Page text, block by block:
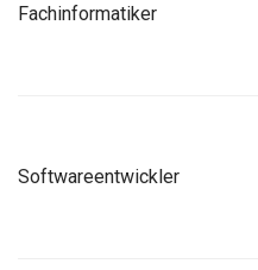
Fachinformatiker
Softwareentwickler